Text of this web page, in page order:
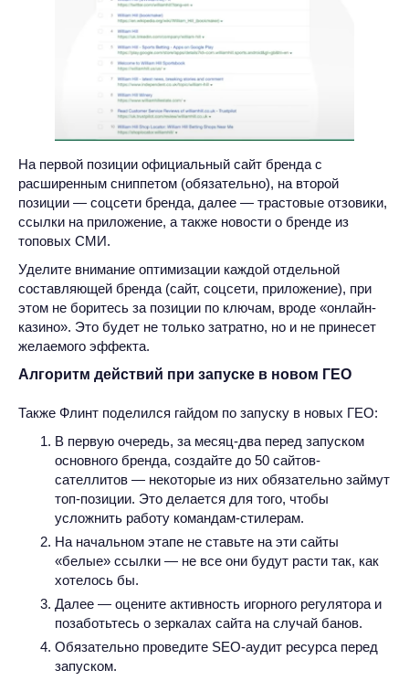
На первой позиции официальный сайт бренда с
расширенным сниппетом (обязательно), на второй
позиции — соцсети бренда, далее — трастовые отзовики,
ссылки на приложение, а также новости о бренде из
топовых СМИ.
Уделите внимание оптимизации каждой отдельной
составляющей бренда (сайт, соцсети, приложение), при
этом не боритесь за позиции по ключам, вроде «онлайн-
казино». Это будет не только затратно, но и не принесет
желаемого эффекта.
Алгоритм действий при запуске в новом ГЕО
Также Флинт поделился гайдом по запуску в новых ГЕО:
В первую очередь, за месяц-два перед запуском
основного бренда, создайте до 50 сайтов-
сателлитов — некоторые из них обязательно займут
топ-позиции. Это делается для того, чтобы
усложнить работу командам-стилерам.
На начальном этапе не ставьте на эти сайты
«белые» ссылки — не все они будут расти так, как
хотелось бы.
Далее — оцените активность игорного регулятора и
позаботьтесь о зеркалах сайта на случай банов.
Обязательно проведите SEO-аудит ресурса перед
запуском.